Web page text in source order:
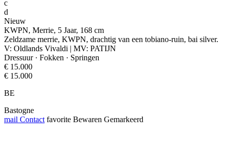
c
d
Nieuw
KWPN, Merrie, 5 Jaar, 168 cm
Zeldzame merrie, KWPN, drachtig van een tobiano-ruin, bai silver.
V: Oldlands Vivaldi | MV: PATIJN
Dressuur · Fokken · Springen
€ 15.000
€ 15.000
BE
Bastogne
mail Contact favorite Bewaren Gemarkeerd